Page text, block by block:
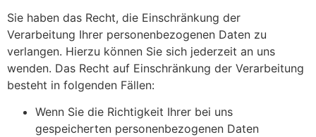
Sie haben das Recht, die Einschränkung der
Verarbeitung Ihrer personenbezogenen Daten zu
verlangen. Hierzu können Sie sich jederzeit an uns
wenden. Das Recht auf Einschränkung der Verarbeitung
besteht in folgenden Fällen:
Wenn Sie die Richtigkeit Ihrer bei uns
gespeicherten personenbezogenen Daten